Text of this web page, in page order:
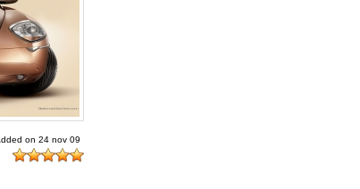
on 24 nov 09